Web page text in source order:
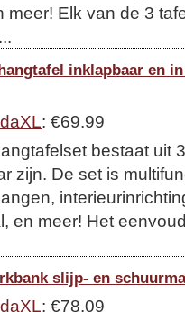
meer! Elk van de 3
inklapbaar en
: €69.99
bestaat uit
zijn. De set is
en meer! Het
slijp- en
: €78.09